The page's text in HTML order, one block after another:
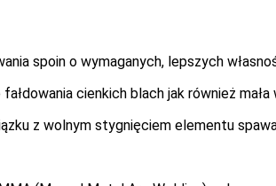
spoin o wymaganych, lepszych
cienkich blach jak również mała
z wolnym stygnięciem elementu